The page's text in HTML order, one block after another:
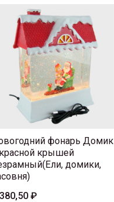
фонарь Домик
крышей
домики,
₽